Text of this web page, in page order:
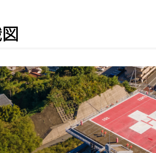
退院の準備・手続き
お見舞い・ご面会の方へ
入院費用・お支払い
入院中の生活
食事
本理念・患者権利章典
設案内
療体制